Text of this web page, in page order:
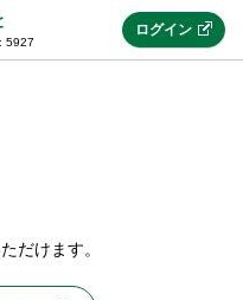
5927
ログイン
だけます。